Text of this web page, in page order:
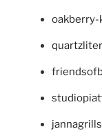
oakberry-